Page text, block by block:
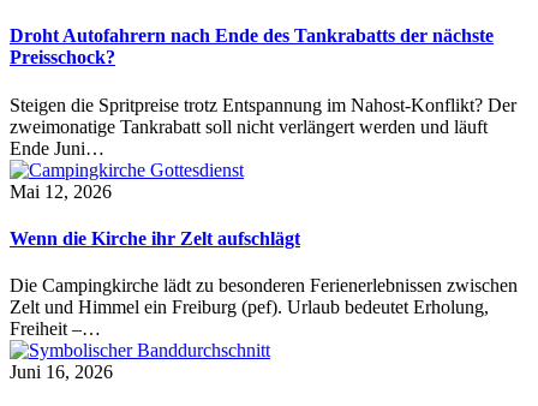
Droht Autofahrern nach Ende des Tankrabatts der nächste
Preisschock?
Steigen die Spritpreise trotz Entspannung im Nahost-Konflikt? Der
zweimonatige Tankrabatt soll nicht verlängert werden und läuft
Ende Juni…
Mai 12, 2026
Wenn die Kirche ihr Zelt aufschlägt
Die Campingkirche lädt zu besonderen Ferienerlebnissen zwischen
Zelt und Himmel ein Freiburg (pef). Urlaub bedeutet Erholung,
Freiheit –…
Juni 16, 2026